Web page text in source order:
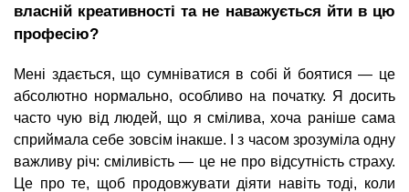
власній креативності та не наважується йти в цю
професію?
Мені здається, що сумніватися в собі й боятися — це
абсолютно нормально, особливо на початку. Я досить
часто чую від людей, що я смілива, хоча раніше сама
сприймала себе зовсім інакше. І з часом зрозуміла одну
важливу річ: сміливість — це не про відсутність страху.
Це про те, щоб продовжувати діяти навіть тоді, коли